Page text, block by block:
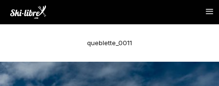
queblette_0011